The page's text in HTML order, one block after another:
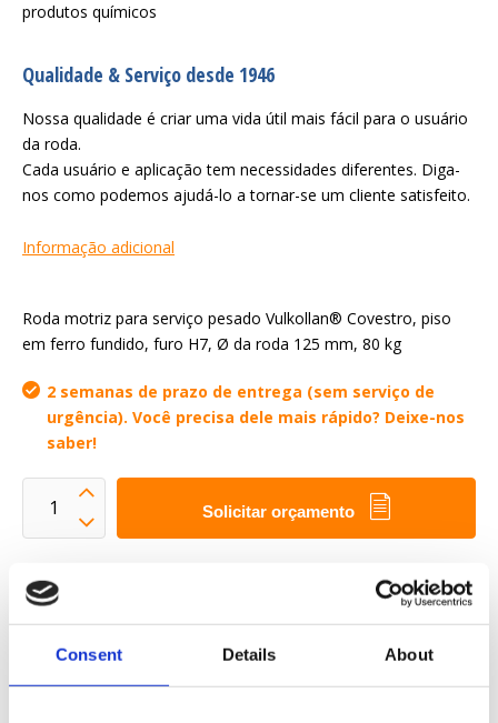
Consent Details About
produtos químicos
Qualidade & Serviço desde 1946
Nossa qualidade é criar uma vida útil mais fácil para o usuário
da roda.
Cada usuário e aplicação tem necessidades diferentes. Diga-
nos como podemos ajudá-lo a tornar-se um cliente satisfeito.
Informação adicional
Roda motriz para serviço pesado Vulkollan® Covestro, piso
em ferro fundido, furo H7, Ø da roda 125 mm, 80 kg
2 semanas de prazo de entrega (sem serviço de
urgência). Você precisa dele mais rápido? Deixe-nos
saber!
Solicitar orçamento
Queremos tornar a sua vida profissional mais fácil
Entrega rápida
Modelos CAD 3D